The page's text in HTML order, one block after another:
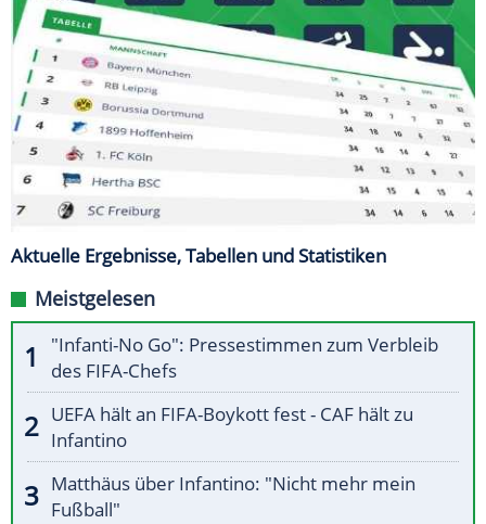
Aktuelle Ergebnisse, Tabellen und Statistiken
Meistgelesen
"Infanti-No Go": Pressestimmen zum Verbleib
des FIFA-Chefs
UEFA hält an FIFA-Boykott fest - CAF hält zu
Infantino
Matthäus über Infantino: "Nicht mehr mein
Fußball"